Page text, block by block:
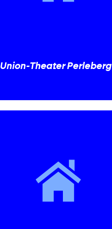
Union-Theater Perleberg